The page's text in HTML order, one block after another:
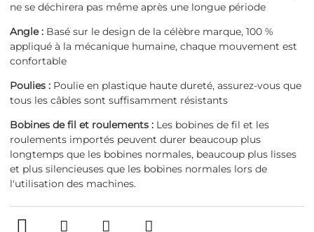
ne se déchirera pas même après une longue période
Angle : Basé sur le design de la célèbre marque, 100 %
appliqué à la mécanique humaine, chaque mouvement est
confortable
Poulies : Poulie en plastique haute dureté, assurez-vous que
tous les câbles sont suffisamment résistants
Bobines de fil et roulements : Les bobines de fil et les
roulements importés peuvent durer beaucoup plus
longtemps que les bobines normales, beaucoup plus lisses
et plus silencieuses que les bobines normales lors de
l'utilisation des machines.